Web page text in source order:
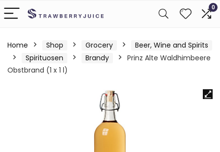
0
Home Shop Grocery
Beer, Wine and Spirits
Spirituosen
Brandy
Prinz Alte Waldhimbeere
Obstbrand (1 x 1 l)